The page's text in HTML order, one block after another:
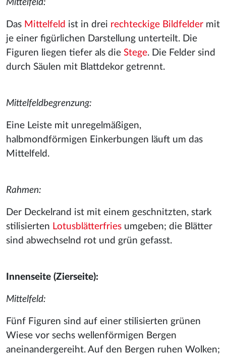
Mittelfeld:
Das Mittelfeld ist in drei rechteckige Bildfelder mit
je einer figürlichen Darstellung unterteilt. Die
Figuren liegen tiefer als die Stege. Die Felder sind
durch Säulen mit Blattdekor getrennt.
Mittelfeldbegrenzung:
Eine Leiste mit unregelmäßigen,
halbmondförmigen Einkerbungen läuft um das
Mittelfeld.
Rahmen:
Der Deckelrand ist mit einem geschnitzten, stark
stilisierten Lotusblätterfries umgeben; die Blätter
sind abwechselnd rot und grün gefasst.
Innenseite (Zierseite):
Mittelfeld:
Fünf Figuren sind auf einer stilisierten grünen
Wiese vor sechs wellenförmigen Bergen
aneinandergereiht. Auf den Bergen ruhen Wolken;